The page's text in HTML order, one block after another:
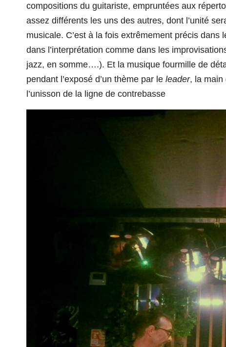
compositions du guitariste, empruntées aux
assez différents les uns des autres, dont l’unité
musicale. C’est à la fois extrêmement précis dans
dans l’interprétation comme dans les
jazz, en somme….). Et la musique fourmille de
pendant l’exposé d’un thème par le leader, la main
l’unisson de la ligne de contrebasse